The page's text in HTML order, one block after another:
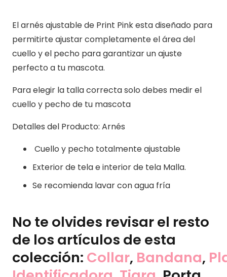
El arnés ajustable de Print Pink esta diseñado para
permitirte ajustar completamente el área del
cuello y el pecho para garantizar un ajuste
perfecto a tu mascota.
Para elegir la talla correcta solo debes medir el
cuello y pecho de tu mascota
Detalles del Producto: Arnés
Cuello y pecho totalmente ajustable
Exterior de tela e interior de tela Malla.
Se recomienda lavar con agua fría
No te olvides revisar el resto
de los artículos de esta
colección: Collar, Bandana,